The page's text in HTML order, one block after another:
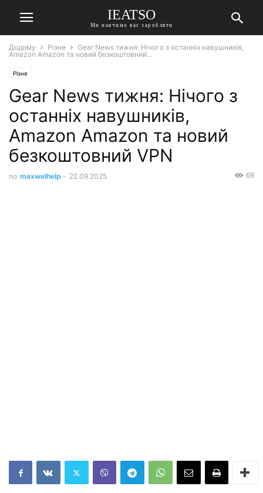
IEATSO
Ми навчимо вас заробляти
Додому Різне
Gear News тижня: Нічого з останніх навушників,
Amazon Amazon та новий безкоштовний...
Різне
Gear News тижня: Нічого з
останніх навушників,
Amazon Amazon та новий
безкоштовний VPN
по maxwelhelp - 22.09.2025 68